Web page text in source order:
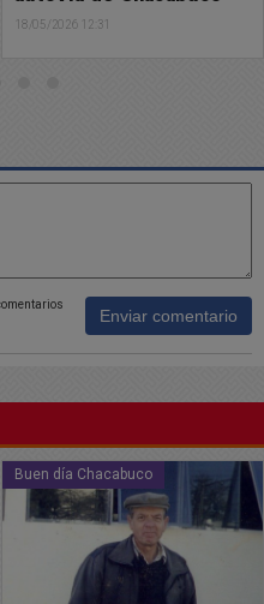
16/05/2026 22:54
Enviar comentario
Sociedad